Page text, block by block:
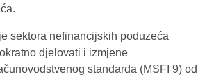
sektora nefinancijskih poduzeća
djelovati i izmjene
standarda (MSFI 9) od